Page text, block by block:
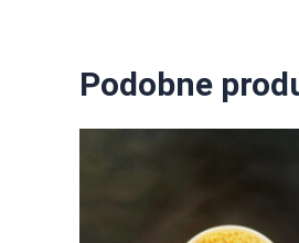
Podobne
wiele